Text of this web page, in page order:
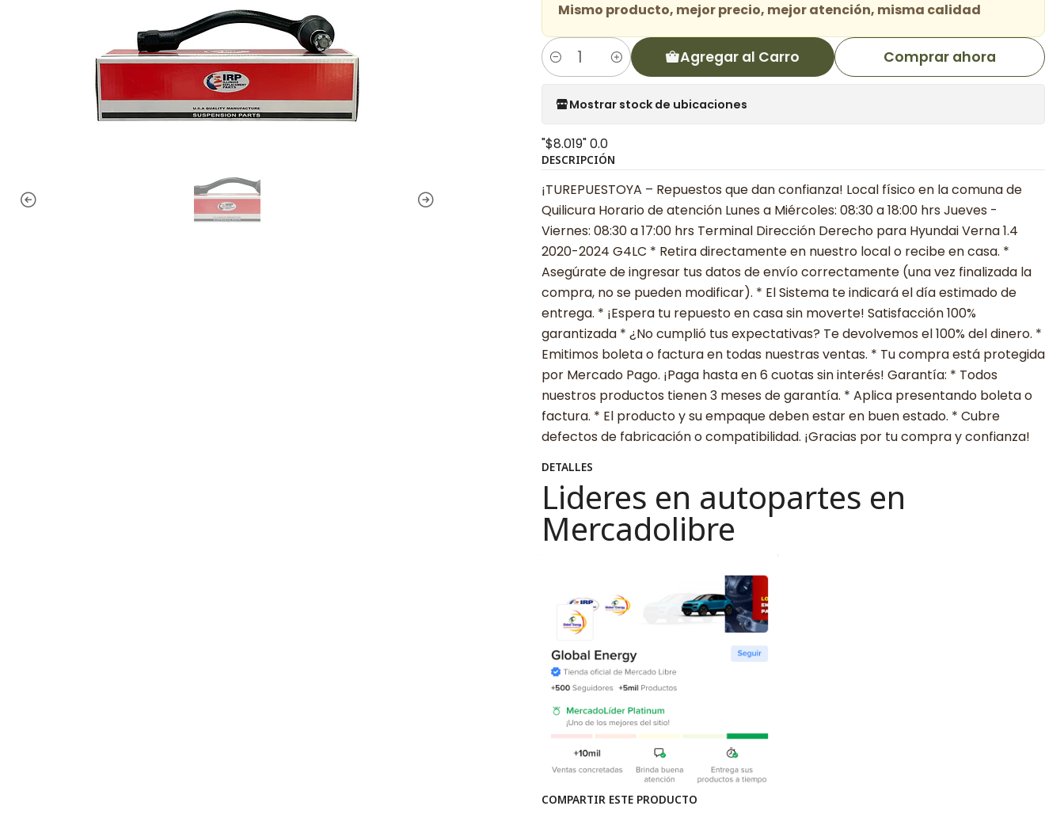
Mismo producto, mejor precio, mejor atención, misma calidad
Cantidad Agregar al Carro Comprar ahora
Mostrar stock de ubicaciones
"$8.019"0.0
DESCRIPCIÓN
¡TUREPUESTOYA – Repuestos que dan confianza! Local físico en la comuna de
Quilicura Horario de atención Lunes a Miércoles: 08:30 a 18:00 hrs Jueves -
Viernes: 08:30 a 17:00 hrs Terminal Dirección Derecho para Hyundai Verna 1.4
2020-2024 G4LC * Retira directamente en nuestro local o recibe en casa. *
Asegúrate de ingresar tus datos de envío correctamente (una vez finalizada la
compra, no se pueden modificar). * El Sistema te indicará el día estimado de
entrega. * ¡Espera tu repuesto en casa sin moverte! Satisfacción 100%
garantizada * ¿No cumplió tus expectativas? Te devolvemos el 100% del dinero. *
Emitimos boleta o factura en todas nuestras ventas. * Tu compra está protegida
por Mercado Pago. ¡Paga hasta en 6 cuotas sin interés! Garantía: * Todos
nuestros productos tienen 3 meses de garantía. * Aplica presentando boleta o
factura. * El producto y su empaque deben estar en buen estado. * Cubre
defectos de fabricación o compatibilidad. ¡Gracias por tu compra y confianza!
DETALLES
Lideres en autopartes en
Mercadolibre
COMPARTIR ESTE PRODUCTO